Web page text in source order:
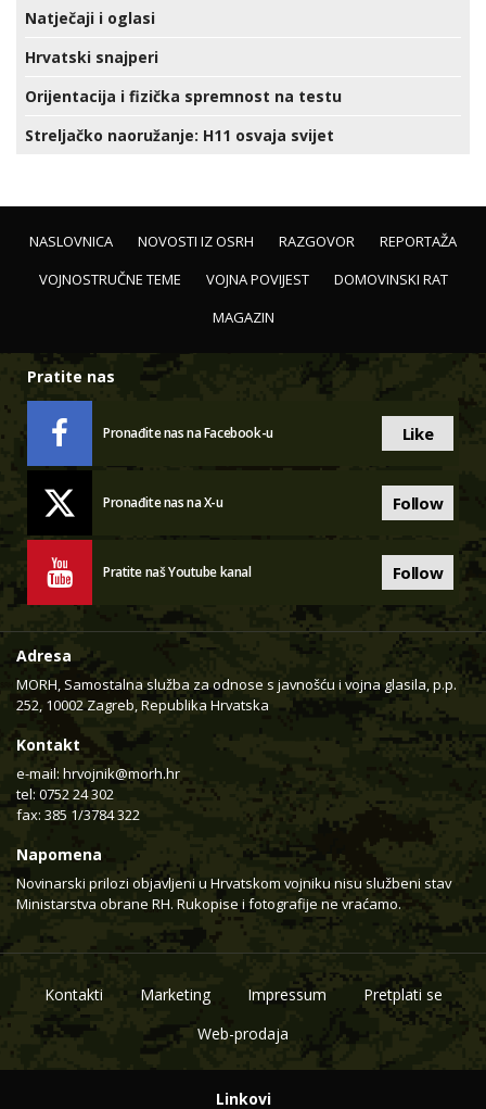
Natječaji i oglasi
Hrvatski snajperi
Orijentacija i fizička spremnost na testu
Streljačko naoružanje: H11 osvaja svijet
NASLOVNICA NOVOSTI IZ OSRH RAZGOVOR
REPORTAŽA
VOJNOSTRUČNE TEME
VOJNA POVIJEST
DOMOVINSKI RAT
MAGAZIN
Pratite nas
Pronađite nas na Facebook-u Like
Pronađite nas na X-u Follow
Pratite naš Youtube kanal Follow
Adresa
MORH, Samostalna služba za odnose s javnošću i vojna glasila, p.p.
252, 10002 Zagreb, Republika Hrvatska
Kontakt
e-mail: hrvojnik@morh.hr
tel: 0752 24 302
fax: 385 1/3784 322
Napomena
Novinarski prilozi objavljeni u Hrvatskom vojniku nisu službeni stav
Ministarstva obrane RH. Rukopise i fotografije ne vraćamo.
Kontakti Marketing Impressum
Pretplati se
Web-prodaja
Linkovi